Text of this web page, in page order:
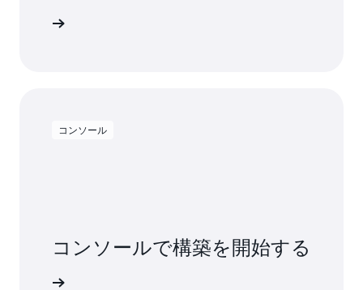
コンソール
コンソールで構築を開始する